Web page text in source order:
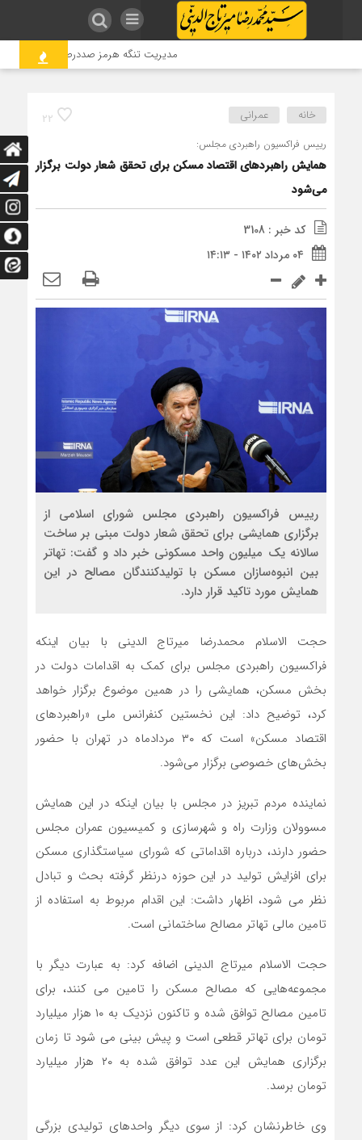
مدیریت تنگه هرمز صددرصد با ایران است
22 خانه عمرانی
رییس فراکسیون راهبردی مجلس:
همایش راهبردهای اقتصاد مسکن برای تحقق شعار دولت برگزار
می‌شود
کد خبر : 3108
۰۴ مرداد ۱۴۰۲ - ۱۴:۱۳
رییس فراکسیون راهبردی مجلس شورای اسلامی از
برگزاری همایشی برای تحقق شعار دولت مبنی بر ساخت
سالانه یک میلیون واحد مسکونی خبر داد و گفت: تهاتر
بین انبوه‌سازان مسکن با تولیدکنندگان مصالح در این
همایش مورد تاکید قرار دارد.
حجت الاسلام محمدرضا میرتاج الدینی با بیان اینکه
فراکسیون راهبردی مجلس برای کمک به اقدامات دولت در
بخش مسکن، همایشی را در همین موضوع برگزار خواهد
کرد، توضیح داد: این نخستین کنفرانس ملی «راهبردهای
اقتصاد مسکن» است که ۳۰ مردادماه در تهران با حضور
بخش‌های خصوصی برگزار می‌شود.
نماینده مردم تبریز در مجلس با بیان اینکه در این همایش
مسوولان وزارت راه و شهرسازی و کمیسیون عمران مجلس
حضور دارند، درباره اقداماتی که شورای سیاستگذاری مسکن
برای افزایش تولید در این حوزه درنظر گرفته بحث و تبادل
نظر می شود، اظهار داشت: این اقدام مربوط به استفاده از
تامین مالی تهاتر مصالح ساختمانی است.
حجت الاسلام میرتاج الدینی اضافه کرد: به عبارت دیگر با
مجموعه‌هایی که مصالح مسکن را تامین می کنند، برای
تامین مصالح توافق شده و تاکنون نزدیک به ۱۰ هزار میلیارد
تومان برای تهاتر قطعی است و پیش بینی می شود تا زمان
برگزاری همایش این عدد توافق شده به ۲۰ هزار میلیارد
تومان برسد.
وی خاطرنشان کرد: از سوی دیگر واحدهای تولیدی بزرگی